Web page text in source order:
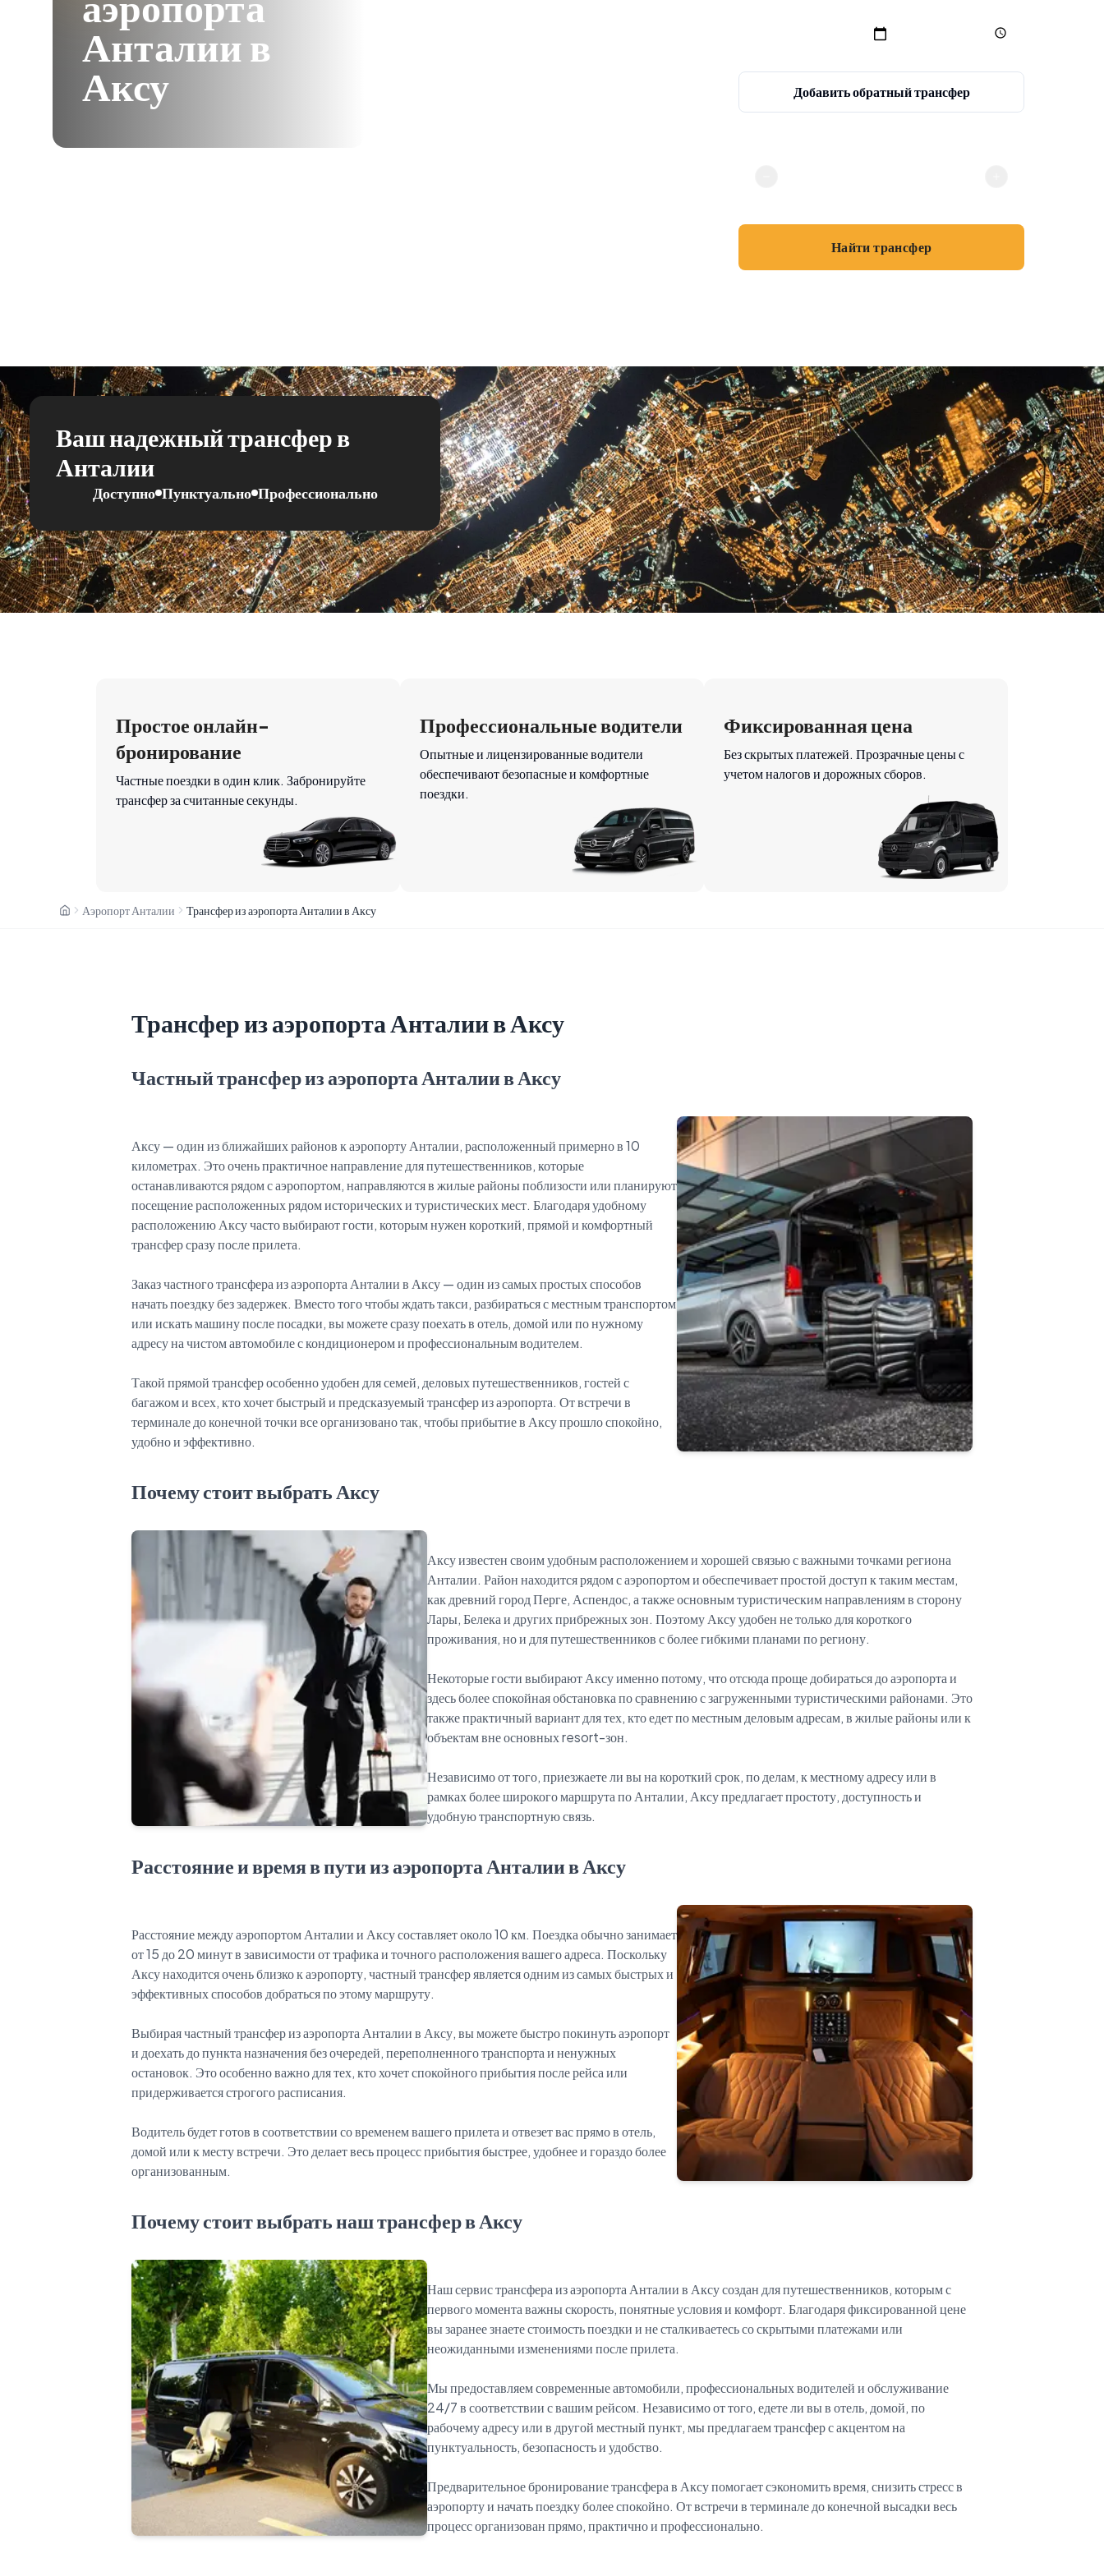
Анталии в
Аксу Добавить обратный трансфер
Найти трансфер
Ваш надежный трансфер в
Анталии
Доступно Пунктуально Профессионально
Простое онлайн-
бронирование
Частные поездки в один клик. Забронируйте
трансфер за считанные секунды.
Профессиональные водители
Опытные и лицензированные водители
обеспечивают безопасные и комфортные
поездки.
Фиксированная цена
Без скрытых платежей. Прозрачные цены с
учетом налогов и дорожных сборов.
Аэропорт Анталии Трансфер из аэропорта Анталии в Аксу
Трансфер из аэропорта Анталии в Аксу
Частный трансфер из аэропорта Анталии в Аксу
Аксу — один из ближайших районов к аэропорту Анталии, расположенный примерно в 10
километрах. Это очень практичное направление для путешественников, которые
останавливаются рядом с аэропортом, направляются в жилые районы поблизости или планируют
посещение расположенных рядом исторических и туристических мест. Благодаря удобному
расположению Аксу часто выбирают гости, которым нужен короткий, прямой и комфортный
трансфер сразу после прилета.
Заказ частного трансфера из аэропорта Анталии в Аксу — один из самых простых способов
начать поездку без задержек. Вместо того чтобы ждать такси, разбираться с местным транспортом
или искать машину после посадки, вы можете сразу поехать в отель, домой или по нужному
адресу на чистом автомобиле с кондиционером и профессиональным водителем.
Такой прямой трансфер особенно удобен для семей, деловых путешественников, гостей с
багажом и всех, кто хочет быстрый и предсказуемый трансфер из аэропорта. От встречи в
терминале до конечной точки все организовано так, чтобы прибытие в Аксу прошло спокойно,
Почему стоит выбрать Аксу
Аксу известен своим удобным расположением и хорошей связью с важными точками региона
Анталии. Район находится рядом с аэропортом и обеспечивает простой доступ к таким местам,
как древний город Перге, Аспендос, а также основным туристическим направлениям в сторону
Лары, Белека и других прибрежных зон. Поэтому Аксу удобен не только для короткого
проживания, но и для путешественников с более гибкими планами по региону.
Некоторые гости выбирают Аксу именно потому, что отсюда проще добираться до аэропорта и
здесь более спокойная обстановка по сравнению с загруженными туристическими районами. Это
также практичный вариант для тех, кто едет по местным деловым адресам, в жилые районы или к
объектам вне основных resort-зон.
Независимо от того, приезжаете ли вы на короткий срок, по делам, к местному адресу или в
рамках более широкого маршрута по Анталии, Аксу предлагает простоту, доступность и
Расстояние и время в пути из аэропорта Анталии в Аксу
Расстояние между аэропортом Анталии и Аксу составляет около 10 км. Поездка обычно занимает
от 15 до 20 минут в зависимости от трафика и точного расположения вашего адреса. Поскольку
Аксу находится очень близко к аэропорту, частный трансфер является одним из самых быстрых и
эффективных способов добраться по этому маршруту.
Выбирая частный трансфер из аэропорта Анталии в Аксу, вы можете быстро покинуть аэропорт
и доехать до пункта назначения без очередей, переполненного транспорта и ненужных
остановок. Это особенно важно для тех, кто хочет спокойного прибытия после рейса или
придерживается строгого расписания.
Водитель будет готов в соответствии со временем вашего прилета и отвезет вас прямо в отель,
домой или к месту встречи. Это делает весь процесс прибытия быстрее, удобнее и гораздо более
Почему стоит выбрать наш трансфер в Аксу
Наш сервис трансфера из аэропорта Анталии в Аксу создан для путешественников, которым с
первого момента важны скорость, понятные условия и комфорт. Благодаря фиксированной цене
вы заранее знаете стоимость поездки и не сталкиваетесь со скрытыми платежами или
неожиданными изменениями после прилета.
Мы предоставляем современные автомобили, профессиональных водителей и обслуживание
24/7 в соответствии с вашим рейсом. Независимо от того, едете ли вы в отель, домой, по
рабочему адресу или в другой местный пункт, мы предлагаем трансфер с акцентом на
пунктуальность, безопасность и удобство.
Предварительное бронирование трансфера в Аксу помогает сэкономить время, снизить стресс в
аэропорту и начать поездку более спокойно. От встречи в терминале до конечной высадки весь